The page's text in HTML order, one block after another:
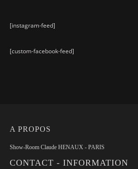
[instagram-feed]
[custom-facebook-feed]
A PROPOS
Show-Room Claude HENAUX - PARIS
CONTACT - INFORMATION